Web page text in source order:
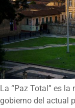
La “Paz Total” es
gobierno del actual